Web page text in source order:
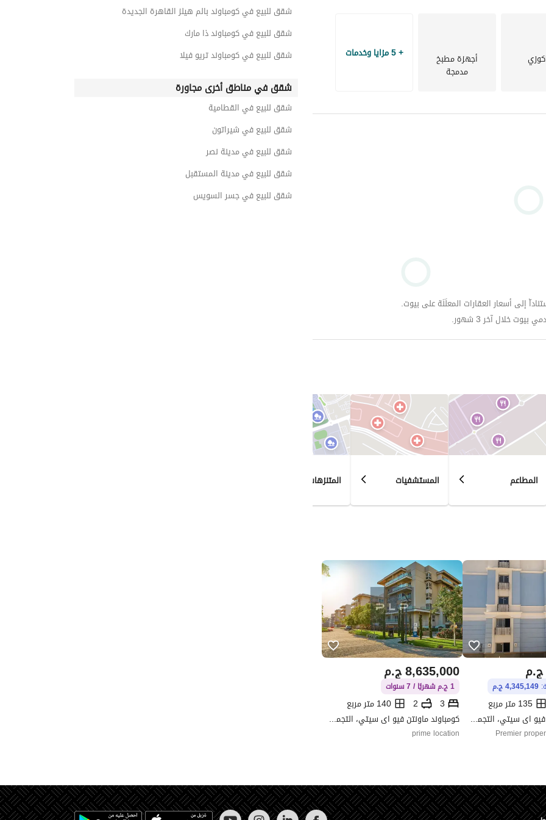
طلة متميزة .
لممارسة رياضة المشي .
صحي .
مدرب من شركات متخصصة لعمل صيانة دورية .
أجهزة مطبخ
مدمجة
+ 5 مزايا وخدمات
إلى أسعار العقارات المعلَنَة على بيوت.
خلال آخر 3 شهور.
المطاعم المستشفيات المتنزهات
ج.م
4,345,149 ج.م
135 متر مربع
كومباوند ماونتن فيو اى سيتي، التجمع الخامس، القاهرة الجديدة، القاهرة
Premier
ج.م8,635,000
1 ج.م شهريًا / 7 سنوات
3
2
140 متر مربع
كومباوند ماونتن فيو اى سيتي، التجمع الخامس، القاهرة الجديدة، القاهرة
prime location
شقق للبيع في كومباوند بالم هيلز القاهرة الجديدة
شقق للبيع في كومباوند ذا مارك
شقق للبيع في كومباوند تريو فيلا
شقق في مناطق أخرى مجاورة
شقق للبيع في القطامية
شقق للبيع في شيراتون
شقق للبيع في مدينة نصر
شقق للبيع في مدينة المستقبل
شقق للبيع في جسر السويس